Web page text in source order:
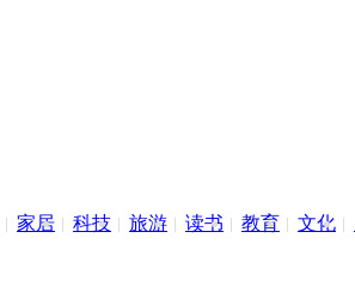
家居 科技 旅游 读书 教育 文化